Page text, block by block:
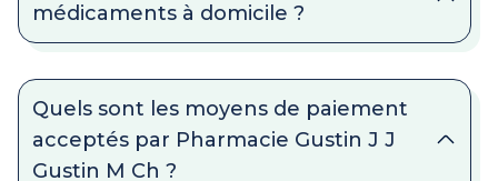
médicaments à domicile ?
Quels sont les moyens de paiement
acceptés par Pharmacie Gustin J J
Gustin M Ch ?